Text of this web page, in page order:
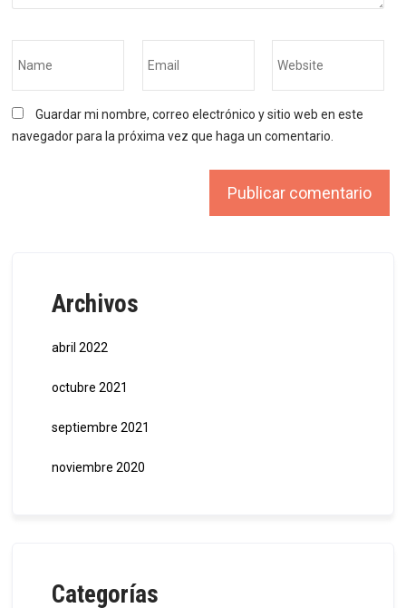
Guardar mi nombre, correo electrónico y sitio web en este
navegador para la próxima vez que haga un comentario.
Archivos
abril 2022
octubre 2021
septiembre 2021
noviembre 2020
Categorías